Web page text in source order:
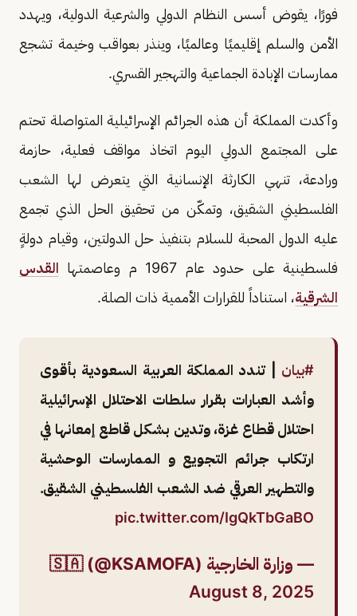
فورًا، يقوض أسس النظام الدولي والشرعية الدولية، ويهدد
الأمن والسلم إقليميًا وعالميًا، وينذر بعواقب وخيمة تشجع
ممارسات الإبادة الجماعية والتهجير القسري.
وأكدت المملكة أن هذه الجرائم الإسرائيلية المتواصلة تحتم
على المجتمع الدولي اليوم اتخاذ مواقف فعلية، حازمة
ورادعة، تنهي الكارثة الإنسانية التي يتعرض لها الشعب
الفلسطيني الشقيق، وتمكّن من تحقيق الحل الذي تجمع
عليه الدول المحبة للسلام بتنفيذ حل الدولتين، وقيام دولةٍ
فلسطينية على حدود عام 1967 م وعاصمتها
القدس
الشرقية، استناداً للقرارات الأممية ذات الصلة.
#بيان | تندد المملكة العربية السعودية بأقوى
وأشد العبارات بقرار سلطات الاحتلال الإسرائيلية
احتلال قطاع غزة، وتدين بشكل قاطع إمعانها في
ارتكاب جرائم التجويع و الممارسات الوحشية
والتطهير العرقي ضد الشعب الفلسطيني الشقيق.
pic.twitter.com/IgQkTbGaBO
— وزارة الخارجية 🇸🇦 (@KSAMOFA)
August 8, 2025